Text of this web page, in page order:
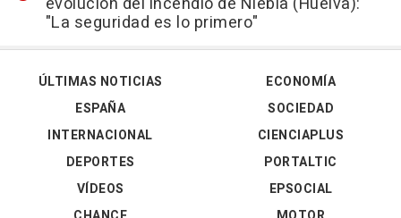
"La seguridad es lo primero"
ÚLTIMAS NOTICIAS
ESPAÑA
INTERNACIONAL
DEPORTES
VÍDEOS
ECONOMÍA
SOCIEDAD
CIENCIAPLUS
PORTALTIC
EPSOCIAL